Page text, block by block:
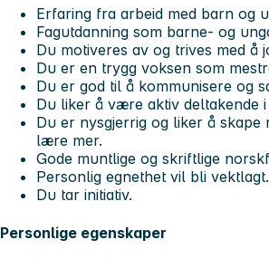
Erfaring fra arbeid med barn og
Fagutdanning som barne- og
Du motiveres av og trives med å
Du er en trygg voksen som
Du er god til å kommunisere og
Du liker å være aktiv deltakende
Du er nysgjerrig og liker å skape
lære mer.
Gode muntlige og skriftlige
Personlig egnethet vil bli vektlagt.
Du tar initiativ.
Personlige egenskaper